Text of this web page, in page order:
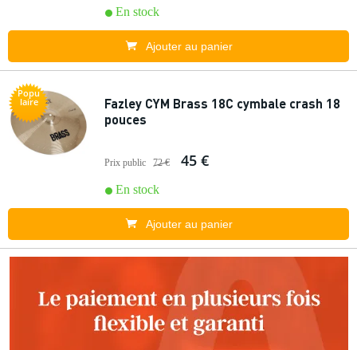
En stock
Ajouter au panier
Popu
laire
Fazley CYM Brass 18C cymbale crash 18
pouces
Prix public 72 € 45 €
En stock
Ajouter au panier